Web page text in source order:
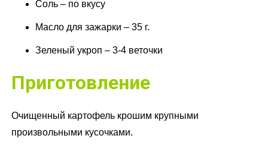
Соль – по вкусу
Масло для зажарки – 35 г.
Зеленый укроп – 3-4 веточки
Приготовление
Очищенный картофель крошим крупными
произвольными кусочками.